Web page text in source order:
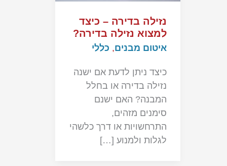
נזילה בדירה – כיצד
למצוא נזילה בדירה?
איטום מבנים, כללי
כיצד ניתן לדעת אם ישנה
נזילה בדירה או בחלל
המבנה? האם ישנם
סימנים מזהים,
התרחשויות או דרך כלשהי
לגלות ולמנוע […]